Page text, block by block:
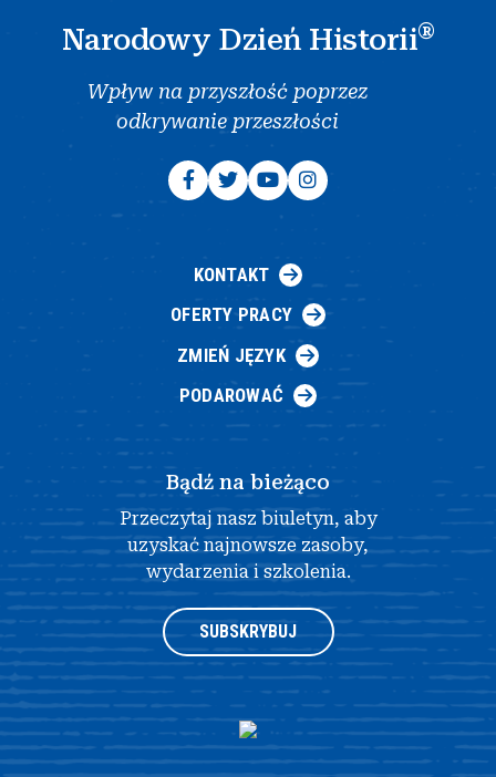
Narodowy Dzień Historii®
Wpływ na przyszłość poprzez
odkrywanie przeszłości
KONTAKT
OFERTY PRACY
ZMIEŃ JĘZYK
PODAROWAĆ
Bądź na bieżąco
Przeczytaj nasz biuletyn, aby
uzyskać najnowsze zasoby,
wydarzenia i szkolenia.
SUBSKRYBUJ